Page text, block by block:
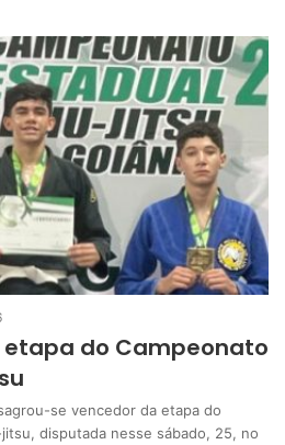
etapa do Campeonato
se vencedor da etapa do
disputada nesse sábado, 25, no